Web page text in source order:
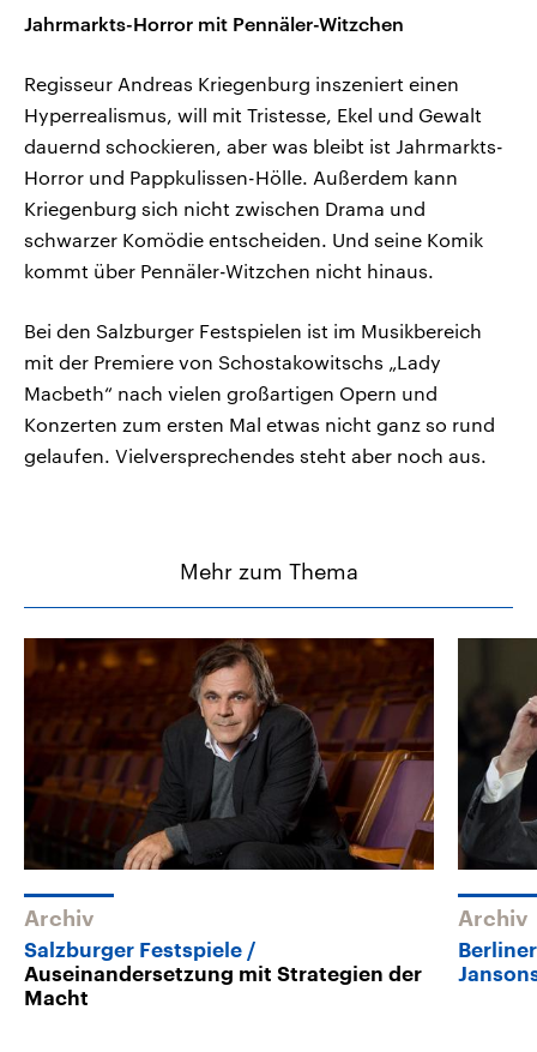
Jahrmarkts-Horror mit Pennäler-Witzchen
Regisseur Andreas Kriegenburg inszeniert einen
Hyperrealismus, will mit Tristesse, Ekel und Gewalt
dauernd schockieren, aber was bleibt ist Jahrmarkts-
Horror und Pappkulissen-Hölle. Außerdem kann
Kriegenburg sich nicht zwischen Drama und
schwarzer Komödie entscheiden. Und seine Komik
kommt über Pennäler-Witzchen nicht hinaus.
Bei den Salzburger Festspielen ist im Musikbereich
mit der Premiere von Schostakowitschs „Lady
Macbeth“ nach vielen großartigen Opern und
Konzerten zum ersten Mal etwas nicht ganz so rund
gelaufen. Vielversprechendes steht aber noch aus.
Mehr zum Thema
Archiv
Salzburger Festspiele
Auseinandersetzung mit Strategien der
Macht
Archiv